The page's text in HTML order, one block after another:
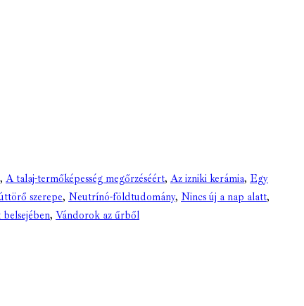
, A talaj-termőképesség megőrzéséért, Az izniki kerámia, Egy
szerepe, Neutrínó-földtudomány, Nincs új a nap alatt,
belsejében, Vándorok az űrből